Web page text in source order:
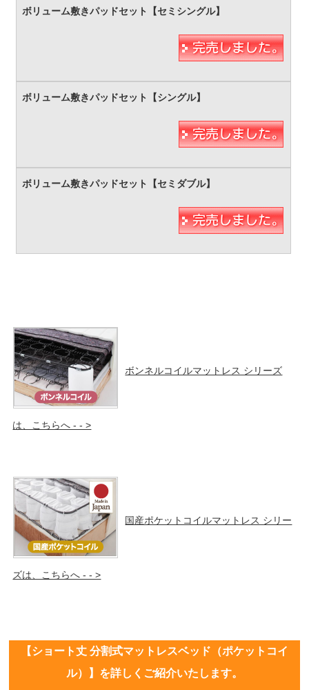
ボンネルコイルマットレス シリーズ
は、こちらへ - - >
国産ポケットコイルマットレス シリー
ズは、こちらへ - - >
【ショート丈 分割式マットレスベッド（ポケットコイ
ル）】を詳しくご紹介いたします。